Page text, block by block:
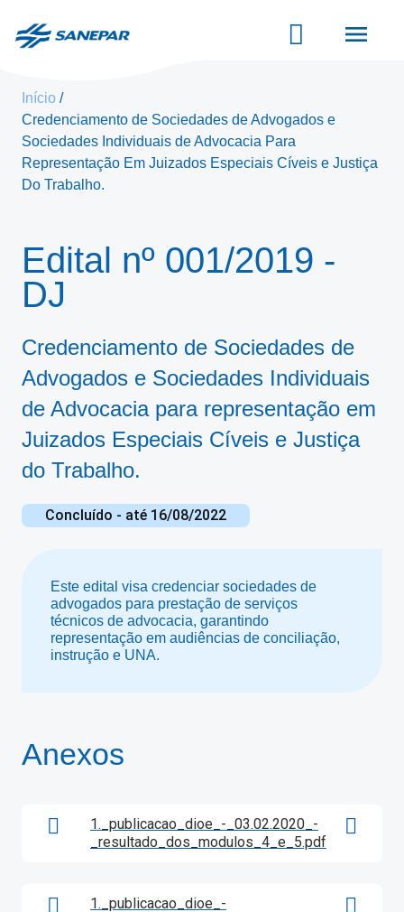
conteúdo
Início
Credenciamento de Sociedades de Advogados e
Sociedades Individuais de Advocacia Para
Representação Em Juizados Especiais Cíveis e Justiça
Do Trabalho.
Edital nº 001/2019 -
DJ
Credenciamento de Sociedades de
Advogados e Sociedades Individuais
de Advocacia para representação em
Juizados Especiais Cíveis e Justiça
do Trabalho.
Concluído - até 16/08/2022
Este edital visa credenciar sociedades de
advogados para prestação de serviços
técnicos de advocacia, garantindo
representação em audiências de conciliação,
instrução e UNA.
Anexos
1._publicacao_dioe_-_03.02.2020_-
_resultado_dos_modulos_4_e_5.pdf
1._publicacao_dioe_-